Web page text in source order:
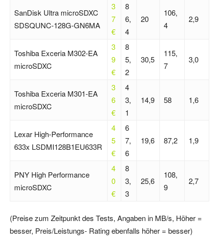
SanDisk Ultra microSDXC
SDSQUNC-128G-GN6MA
3
7
€
8
6,
4
20
106,
4
2,9
Toshiba Exceria M302-EA
microSDXC
3
9
€
8
5,
2
30,5
115,
7
3,0
Toshiba Exceria M301-EA
microSDXC
3
6
€
4
3,
1
14,9 58 1,6
Lexar High-Performance
633x LSDMI128B1EU633R
4
5
€
6
7,
6
19,6 87,2 1,9
PNY High Performance
microSDXC
4
0
€
8
3,
3
25,6
108,
9
2,7
(Preise zum Zeitpunkt des Tests, Angaben in MB/s, Höher =
besser, Preis/Leistungs- Rating ebenfalls höher = besser)